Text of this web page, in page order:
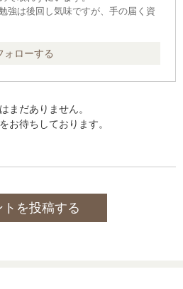
強は後回し気味ですが、手の届く資
ます。
ォローする
まだありません。
お待ちしております。
トを投稿する